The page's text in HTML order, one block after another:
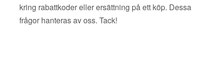
kring rabattkoder eller ersättning på ett köp. Dessa
frågor hanteras av oss. Tack!